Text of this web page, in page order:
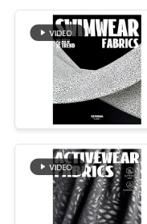
PLAN
DU
PRIVACY
POLICY